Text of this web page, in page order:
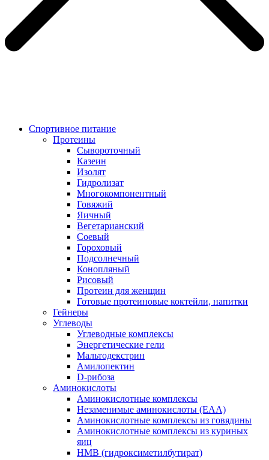
Спортивное питание
Протеины
Сывороточный
Казеин
Изолят
Гидролизат
Многокомпонентный
Говяжий
Яичный
Вегетарианский
Соевый
Гороховый
Подсолнечный
Конопляный
Рисовый
Протеин для женщин
Готовые протеиновые коктейли, напитки
Гейнеры
Углеводы
Углеводные комплексы
Энергетические гели
Мальтодекстрин
Амилопектин
D-рибоза
Аминокислоты
Аминокислотные комплексы
Незаменимые аминокислоты (EAA)
Аминокислотные комплексы из говядины
Аминокислотные комплексы из куриных
яиц
HMB (гидроксиметилбутират)